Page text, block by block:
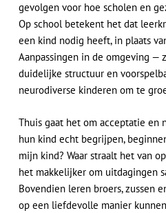
gevolgen voor hoe scholen en
Op school betekent het dat
een kind nodig heeft, in plaats
Aanpassingen in de omgeving —
duidelijke structuur en
neurodiverse kinderen om te
Thuis gaat het om acceptatie en
hun kind echt begrijpen,
mijn kind? Waar straalt het van
het makkelijker om uitdagingen
Bovendien leren broers, zussen
op een liefdevolle manier